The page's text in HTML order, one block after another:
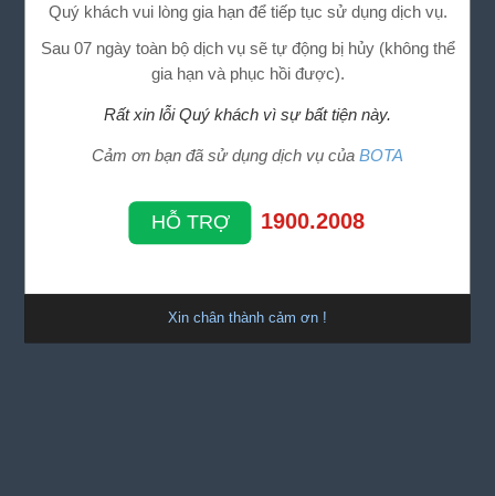
Quý khách vui lòng gia hạn để tiếp tục sử dụng dịch vụ.
Sau 07 ngày toàn bộ dịch vụ sẽ tự động bị hủy (không thể
gia hạn và phục hồi được).
Rất xin lỗi Quý khách vì sự bất tiện này.
Cảm ơn bạn đã sử dụng dịch vụ của BOTA
HỖ TRỢ 1900.2008
Xin chân thành cảm ơn !